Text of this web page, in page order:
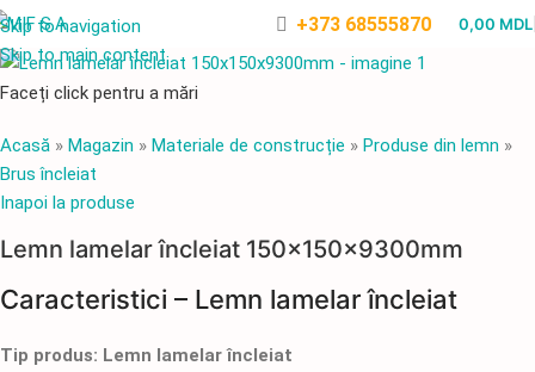
Skip to navigation
Skip to main content
+373 68555870 0,00 MDL
Faceți click pentru a mări
Acasă » Magazin » Materiale de construcție » Produse din lemn »
Brus încleiat
Inapoi la produse
Lemn lamelar încleiat 150x150x9300mm
Caracteristici – Lemn lamelar încleiat
Tip produs: Lemn lamelar încleiat